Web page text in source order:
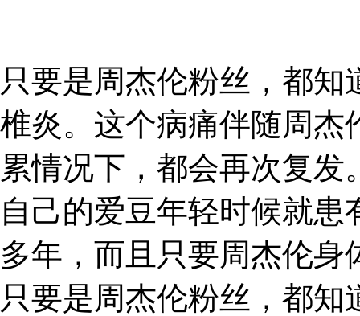
只要是周杰伦粉丝，都
椎炎。这个病痛伴随周杰
累情况下，都会再次复
自己的爱豆年轻时候就
多年，而且只要周杰伦
只要是周杰伦粉丝，都